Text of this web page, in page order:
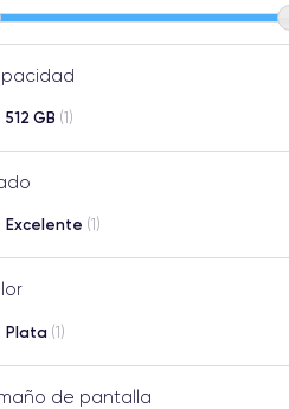
512 GB (1)
Excelente (1)
Plata (1)
de pantalla